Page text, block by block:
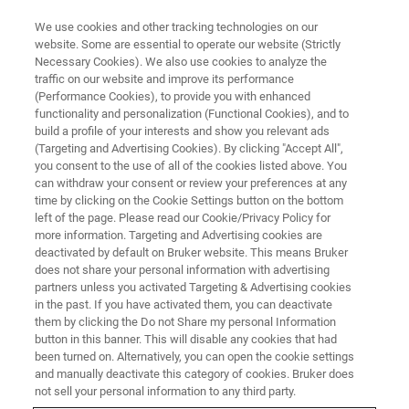
S2 POLAR ANWENDUNGEN
Raffinerien – Von ultra-
schwefelarmem Diesel bis Rohöl
We use cookies and other tracking technologies on our
website. Some are essential to operate our website (Strictly
Necessary Cookies). We also use cookies to analyze the
traffic on our website and improve its performance
(Performance Cookies), to provide you with enhanced
functionality and personalization (Functional Cookies), and to
build a profile of your interests and show you relevant ads
(Targeting and Advertising Cookies). By clicking "Accept All",
you consent to the use of all of the cookies listed above. You
can withdraw your consent or review your preferences at any
time by clicking on the Cookie Settings button on the bottom
left of the page. Please read our Cookie/Privacy Policy for
more information. Targeting and Advertising cookies are
deactivated by default on Bruker website. This means Bruker
does not share your personal information with advertising
partners unless you activated Targeting & Advertising cookies
in the past. If you have activated them, you can deactivate
them by clicking the Do not Share my personal Information
button in this banner. This will disable any cookies that had
been turned on. Alternatively, you can open the cookie settings
and manually deactivate this category of cookies. Bruker does
not sell your personal information to any third party.